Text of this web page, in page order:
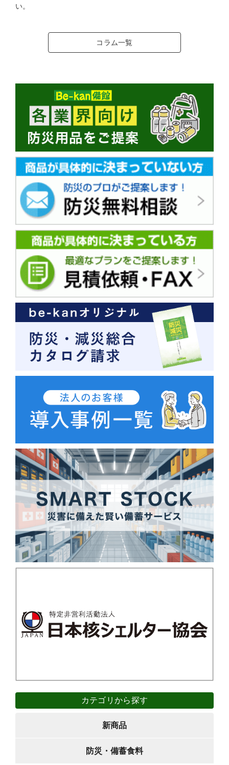
い。
コラム一覧
カテゴリから探す
新商品
防災・備蓄食料